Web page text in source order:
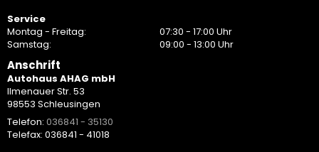
Service
Montag - Freitag:
07:30 - 17:00 Uhr
Samstag:
09:00 - 13:00 Uhr
Anschrift
Autohaus AHAG mbH
Ilmenauer Str. 53
98553 Schleusingen
Telefon: 036841 - 35130
Telefax: 036841 - 41018